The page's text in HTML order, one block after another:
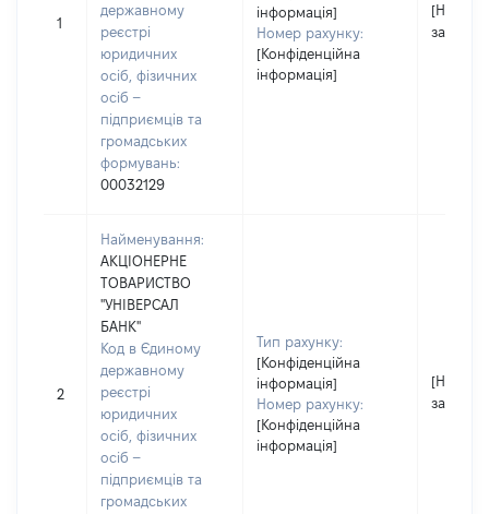
1
державному
реєстрі
юридичних
осіб, фізичних
осіб –
підприємців та
громадських
формувань:
00032129
інформація]
Номер рахунку:
[Конфіденційна
інформація]
[Не
2
Найменування:
АКЦІОНЕРНЕ
ТОВАРИСТВО
"УНІВЕРСАЛ
БАНК"
Код в Єдиному
державному
реєстрі
юридичних
осіб, фізичних
осіб –
підприємців та
громадських
Тип рахунку:
[Конфіденційна
інформація]
Номер рахунку:
[Конфіденційна
інформація]
[Не